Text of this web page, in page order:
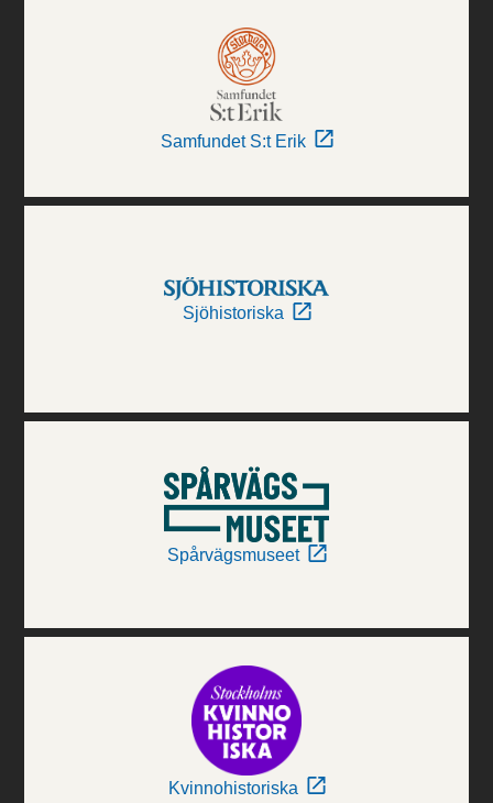
Samfundet S:t Erik
Sjöhistoriska
Spårvägsmuseet
Kvinnohistoriska